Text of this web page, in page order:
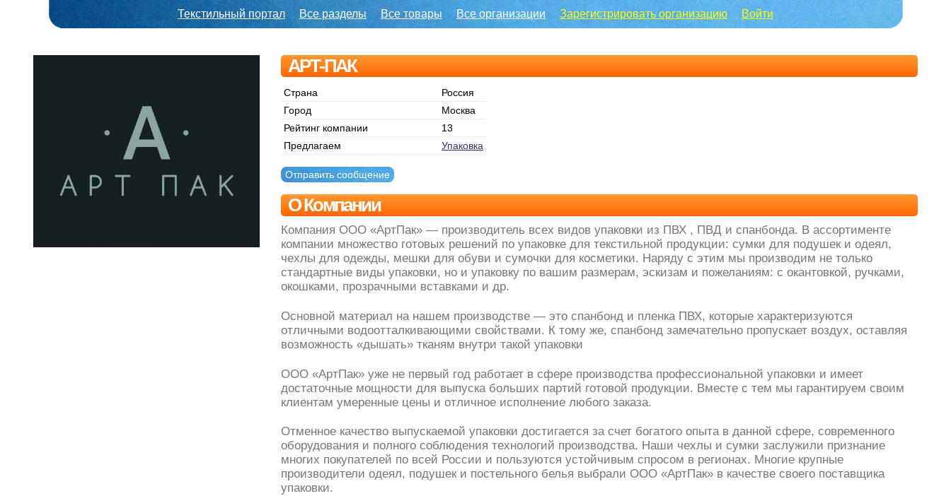
Текстильный портал Все разделы Все товары Все организации Зарегистрировать организацию Войти
АРТ-ПАК
Страна
Россия
Город
Москва
Рейтинг компании
13
Предлагаем
Упаковка
Отправить сообщение
О Компании
Компания ООО «АртПак» — производитель всех видов упаковки из ПВХ , ПВД и спанбонда. В ассортименте
компании множество готовых решений по упаковке для текстильной продукции: сумки для подушек и одеял,
чехлы для одежды, мешки для обуви и сумочки для косметики. Наряду с этим мы производим не только
стандартные виды упаковки, но и упаковку по вашим размерам, эскизам и пожеланиям: с окантовкой, ручками,
окошками, прозрачными вставками и др.
Основной материал на нашем производстве — это спанбонд и пленка ПВХ, которые характеризуются
отличными водоотталкивающими свойствами. К тому же, спанбонд замечательно пропускает воздух, оставляя
возможность «дышать» тканям внутри такой упаковки
ООО «АртПак» уже не первый год работает в сфере производства профессиональной упаковки и имеет
достаточные мощности для выпуска больших партий готовой продукции. Вместе с тем мы гарантируем своим
клиентам умеренные цены и отличное исполнение любого заказа.
Отменное качество выпускаемой упаковки достигается за счет богатого опыта в данной сфере, современного
оборудования и полного соблюдения технологий производства. Наши чехлы и сумки заслужили признание
многих покупателей по всей России и пользуются устойчивым спросом в регионах. Многие крупные
производители одеял, подушек и постельного белья выбрали ООО «АртПак» в качестве своего поставщика
упаковки.